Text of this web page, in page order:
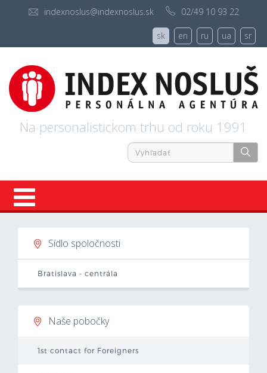
indexnoslus@indexnoslus.sk 02/49 10 93 22
sk en ru ua sr
Na personalistickom trhu od roku 1991
Ponuky práce
Mzdová kalkulačka
Vytvor si životopis
Uchádzači
Sídlo spoločnosti
Bratislava - centrála
Naše pobočky
1st contact for Foreigners